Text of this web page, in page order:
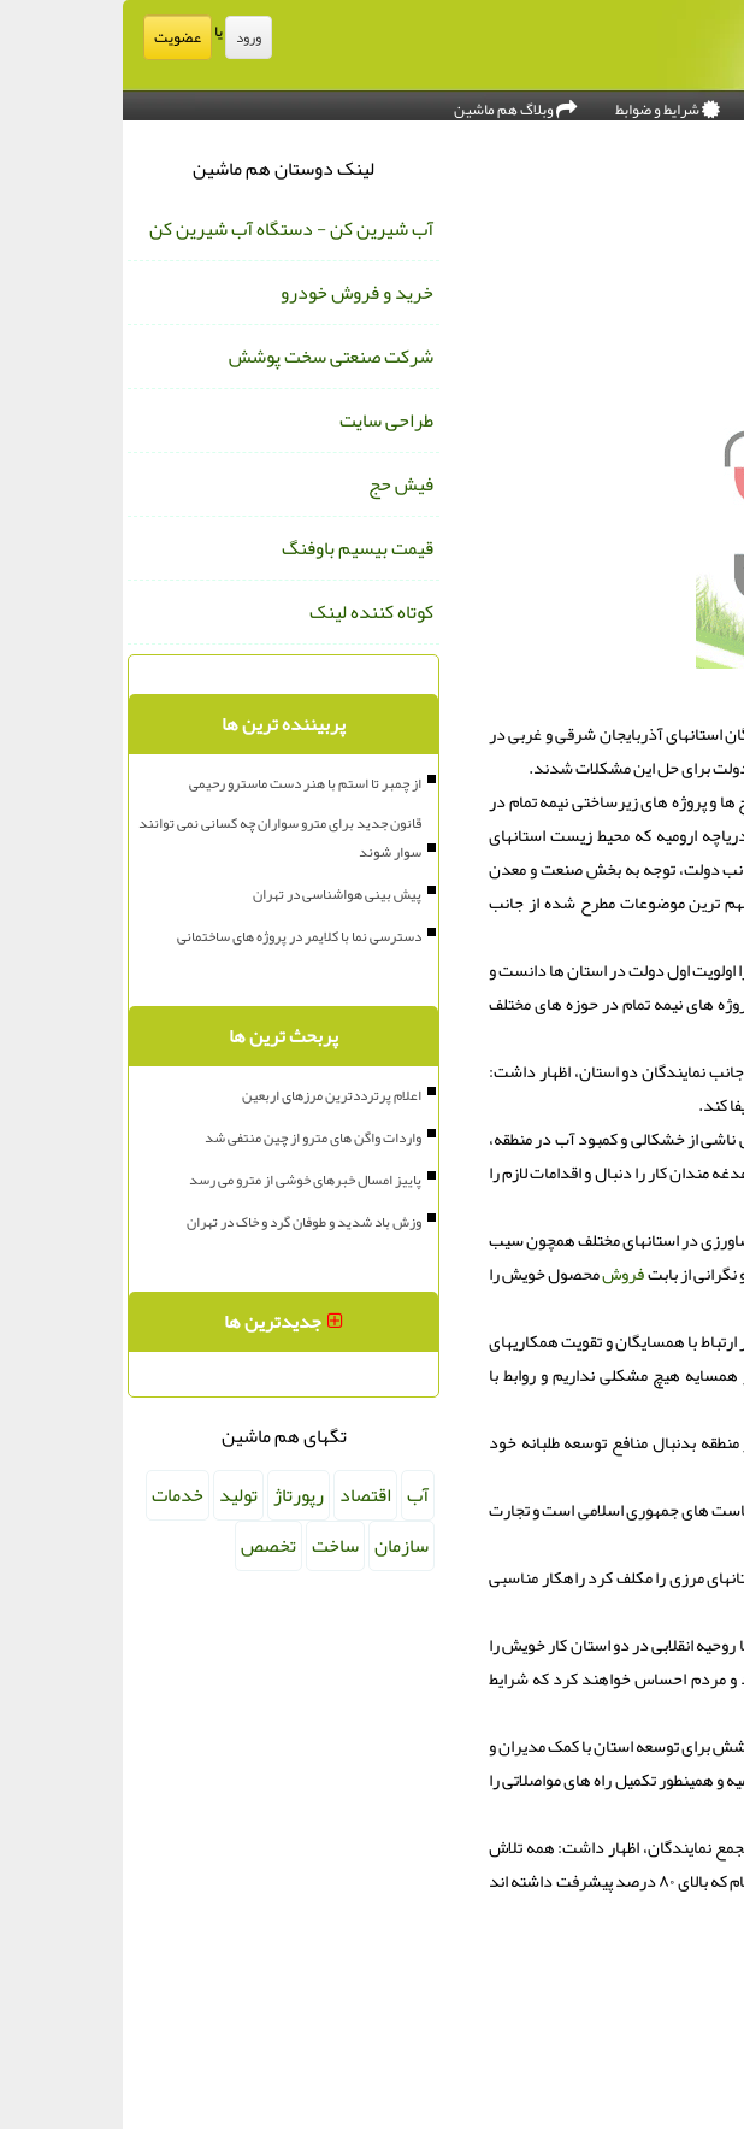
ورود یا عضویت
شرایط و ضوابط
وبلاگ هم ماشین
استانهای آذربایجان شرقی و غربی در
برای حل این مشکلات شدند.
و پروژه های زیرساختی نیمه تمام در
حل اساسی مشکل دریاچه ارومیه که محیط زیست استانهای
دولت، توجه به بخش صنعت و معدن
مهم ترین موضوعات مطرح شده از جانب
اولویت اول دولت در استان ها دانست و
های نیمه تمام در حوزه های مختلف
نمایندگان دو استان، اظهار داشت:
کند.
از خشکالی و کمبود آب در منطقه،
کار را دنبال و اقدامات لازم را
در استانهای مختلف همچون سیب
از بابتفروشمحصول خویش را
با همسایگان و تقویت همکاریهای
از راه بازارچه های مرزی تصریح کرد و اظهار داشت: در دولت برای ارتباط با ۱۵ کشور همسایه هیچ مشکلی نداریم و روابط با
بدنبال منافع توسعه طلبانه خود
های جمهوری اسلامی است و تجارت
مرزی را مکلف کرد راهکار مناسبی
انقلابی در دو استان کار خویش را
و مردم احساس خواهند کرد که شرایط
برای توسعه استان با کمک مدیران و
و همینطور تکمیل راه های مواصلاتی را
نمایندگان، اظهار داشت: همه تلاش
خویش را برای اتمام پروژه های نیمه تمام استان بکار خواهیم بست و قول می دهم طی ۲ سال ۷۰ درصد پروژه های ناتمام که بالای ۸۰ درصد پیشرفت داشته اند
لینک دوستان هم ماشین
آب شیرین کن - دستگاه آب شیرین کن
خرید و فروش خودرو
شرکت صنعتی سخت پوشش
طراحی سایت
فیش حج
قیمت بیسیم باوفنگ
کوتاه کننده لینک
پربیننده ترین ها
از چمبر تا استم با هنر دست ماسترو رحیمی
قانون جدید برای مترو سواران چه کسانی نمی توانند
سوار شوند
پیش بینی هواشناسی در تهران
دسترسی نما با کلایمر در پروژه های ساختمانی
پربحث ترین ها
اعلام پرترددترین مرزهای اربعین
واردات واگن های مترو از چین منتفی شد
پاییز امسال خبرهای خوشی از مترو می رسد
وزش باد شدید و طوفان گرد و خاک در تهران
جدیدترین ها
تگهای هم ماشین
آب اقتصاد رپورتاژ تولید خدمات
سازمان ساخت تخصص